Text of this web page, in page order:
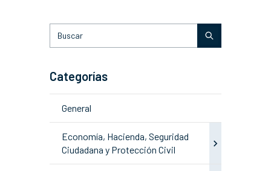
Categorías
General
Economía, Hacienda, Seguridad
Ciudadana y Protección Civil